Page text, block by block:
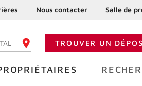
Nous contacter Salle de
CODE POSTALTROUVER UN